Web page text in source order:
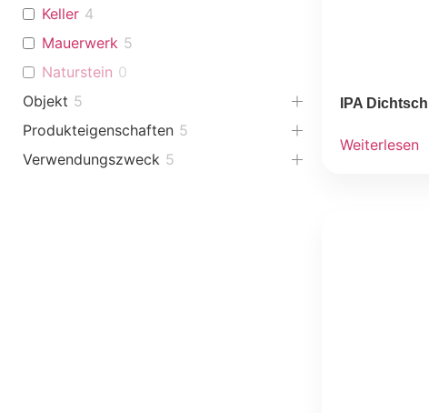
Keller 4
Mauerwerk 5
Naturstein 0
Objekt 5
Produkteigenschaften 5
Verwendungszweck 5
IPA
Weiterlesen